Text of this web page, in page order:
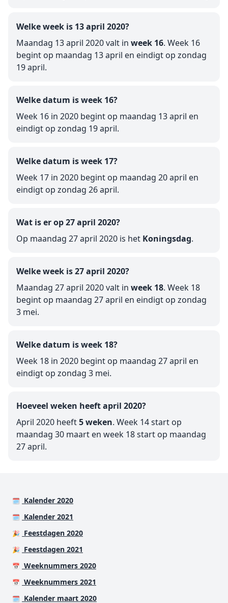
Welke week is 13 april 2020?
Maandag 13 april 2020 valt in week 16. Week 16
begint op maandag 13 april en eindigt op zondag
19 april.
Welke datum is week 16?
Week 16 in 2020 begint op maandag 13 april en
eindigt op zondag 19 april.
Welke datum is week 17?
Week 17 in 2020 begint op maandag 20 april en
eindigt op zondag 26 april.
Wat is er op 27 april 2020?
Op maandag 27 april 2020 is het Koningsdag.
Welke week is 27 april 2020?
Maandag 27 april 2020 valt in week 18. Week 18
begint op maandag 27 april en eindigt op zondag
3 mei.
Welke datum is week 18?
Week 18 in 2020 begint op maandag 27 april en
eindigt op zondag 3 mei.
Hoeveel weken heeft april 2020?
April 2020 heeft5 weken. Week 14 start op
maandag 30 maart en week 18 start op maandag
27 april.
🗓️ Kalender 2020
🗓️ Kalender 2021
🎉 Feestdagen 2020
🎉 Feestdagen 2021
📅 Weeknummers 2020
📅 Weeknummers 2021
🗓️ Kalender maart 2020